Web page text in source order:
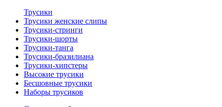
Трусики
Трусики женские слипы
Трусики-стринги
Трусики-шорты
Трусики-танга
Трусики-бразилиана
Трусики-хипстеры
Высокие трусики
Бесшовные трусики
Наборы трусиков